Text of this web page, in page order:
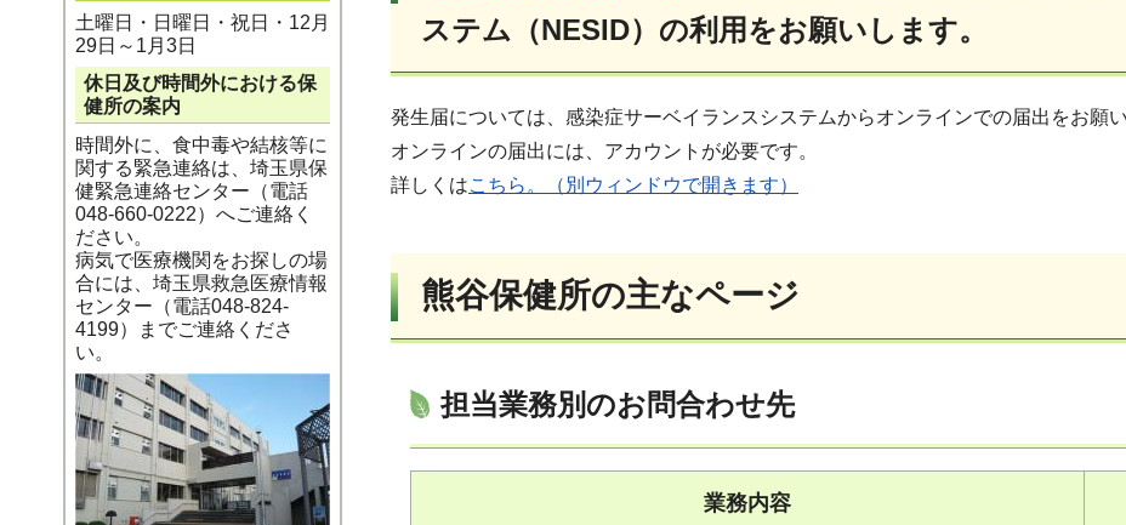
土曜日・日曜日・祝日・12月
29日～1月3日
休日及び時間外における保
健所の案内
時間外に、食中毒や結核等に
関する緊急連絡は、埼玉県保
健緊急連絡センター（電話
048-660-0222）へご連絡く
ださい。
病気で医療機関をお探しの場
合には、埼玉県救急医療情報
センター（電話048-824-
4199）までご連絡くださ
い。
ステム（NESID）の利用をお願いします。
発生届については、感染症サーベイランスシステムからオンラインでの届出をお願い
オンラインの届出には、アカウントが必要です。
詳しくはこちら。（別ウィンドウで開きます）
熊谷保健所の主なページ
担当業務別のお問合わせ先
業務内容